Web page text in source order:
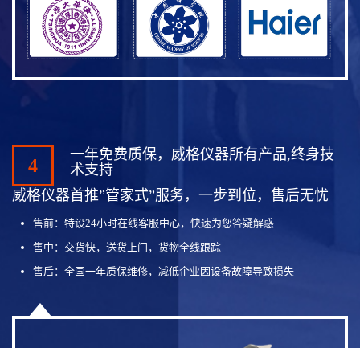
4
一年免费质保，威格仪器所有产品,终身技
术支持
威格仪器首推”管家式”服务，一步到位，售后无忧
售前：特设24小时在线客服中心，快速为您答疑解惑
售中：交货快，送货上门，货物全线跟踪
售后：全国一年质保维修，减低企业因设备故障导致损失